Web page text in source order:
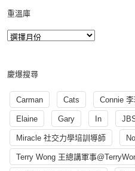
重溫庫
慶爆搜尋
Carman Cats Connie
Elaine Gary In
Miracle 社交力學培訓導師
Terry Wong 王總講軍事